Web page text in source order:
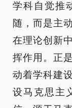
学科自觉推
随，而是主
在理论创新
挥作用。正
动着学科建
设马克思主